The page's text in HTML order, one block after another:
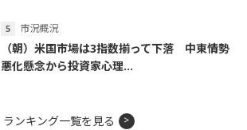
市況概況
（朝）米国市場は3指数揃って下落 中東情勢
悪化懸念から投資家心理...
ランキング一覧を見る